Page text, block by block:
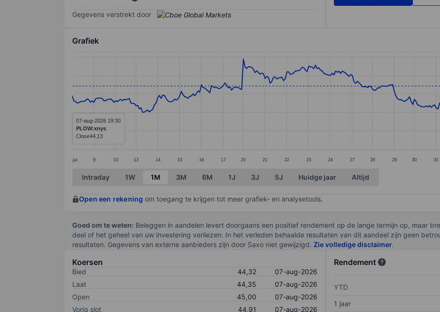
Gegevens verstrekt door
Grafiek
The chart has 1 X axis displaying categories.
The chart has 1 Y axis displaying values. Data ranges from 38.83 to 47.78.
jul. 9 10 13 14 15 16 17 20 21 22 23 24 27 28 29 30 31
07-aug-2026 19:30
PLOW:xnys
Close44,13
End of interactive chart.
Intraday 1W 1M 3M 6M 1J 3J 5J Huidge jaar Altijd
Open een rekening om toegang te krijgen tot meer grafiek- en analysetools.
Goed om te weten: Beleggen in aandelen levert doorgaans een positief rendement op de lange termijn op, maar
deel of het geheel van uw investering verliezen. In het verleden behaalde resultaten van dit aandeel zijn geen
resultaten. Gegevens van externe aanbieders zijn door Saxo niet gewijzigd. Zie volledige disclaimer.
Koersen
Bied 44,32
07-aug-2026
Laat
44,35
07-aug-2026
Open
45,00
07-aug-2026
Vorig slot
44,91
07-aug-2026
Rendement
YTD
1 jaar